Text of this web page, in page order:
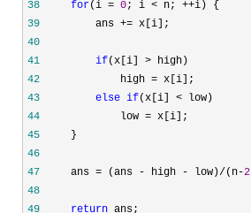
38
for(i = 0; i < n; ++
39
         ans +=
40
41
if(x[i] >
42
             high =
43
else if(x[i] <
44
             low =
45
46
47
     ans = (ans - high - low)/(n-
2
48
49
return